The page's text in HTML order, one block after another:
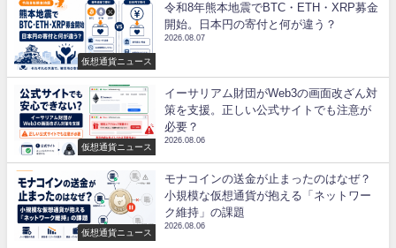
仮想通貨ニュース
令和8年熊本地震でBTC・ETH・XRP募金
開始。日本円の寄付と何が違う？
2026.08.07
仮想通貨ニュース
イーサリアム財団がWeb3の画面改ざん対
策を支援。正しい公式サイトでも注意が
必要？
2026.08.06
仮想通貨ニュース
モナコインの送金が止まったのはなぜ？
小規模な仮想通貨が抱える「ネットワー
ク維持」の課題
2026.08.06